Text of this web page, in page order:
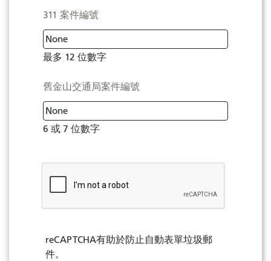
311 案件編號
最多 12 位數字
舊金山交通局案件編號
6 或 7 位數字
reCAPTCHA有助於防止自動表單垃圾郵
件。